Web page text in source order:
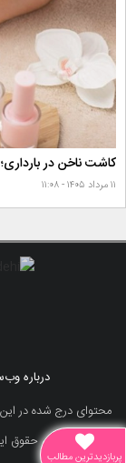
کاشت ناخن در
۱۱ مرداد ۱۴۰۵ - ۱۱:۰۸
درباره
محتوای درج شده در این
تمامی حقوق
پربازدیدترین مطالب